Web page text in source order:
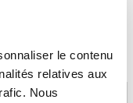
le contenu
relatives aux
Nous